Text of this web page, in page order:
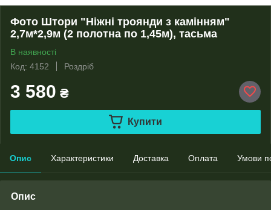
Фото Штори "Ніжні троянди з камінням"
2,7м*2,9м (2 полотна по 1,45м), тасьма
В наявності
Код: 4152
Роздріб
3 580 ₴
Купити
Опис Характеристики Доставка Оплата Умови
Опис